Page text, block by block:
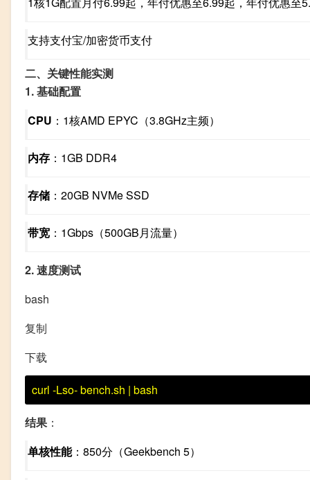
支持支付宝/加密货币支付
二、关键性能实测
1. 基础配置
CPU ：1核AMD EPYC（3.8GHz主频）
内存 ：1GB DDR4
存储 ：20GB NVMe SSD
带宽 ：1Gbps（500GB月流量）
2. 速度测试
bash
复制
下载
curl -Lso- bench.sh | bash
结果 ：
单核性能：850分（Geekbench 5）